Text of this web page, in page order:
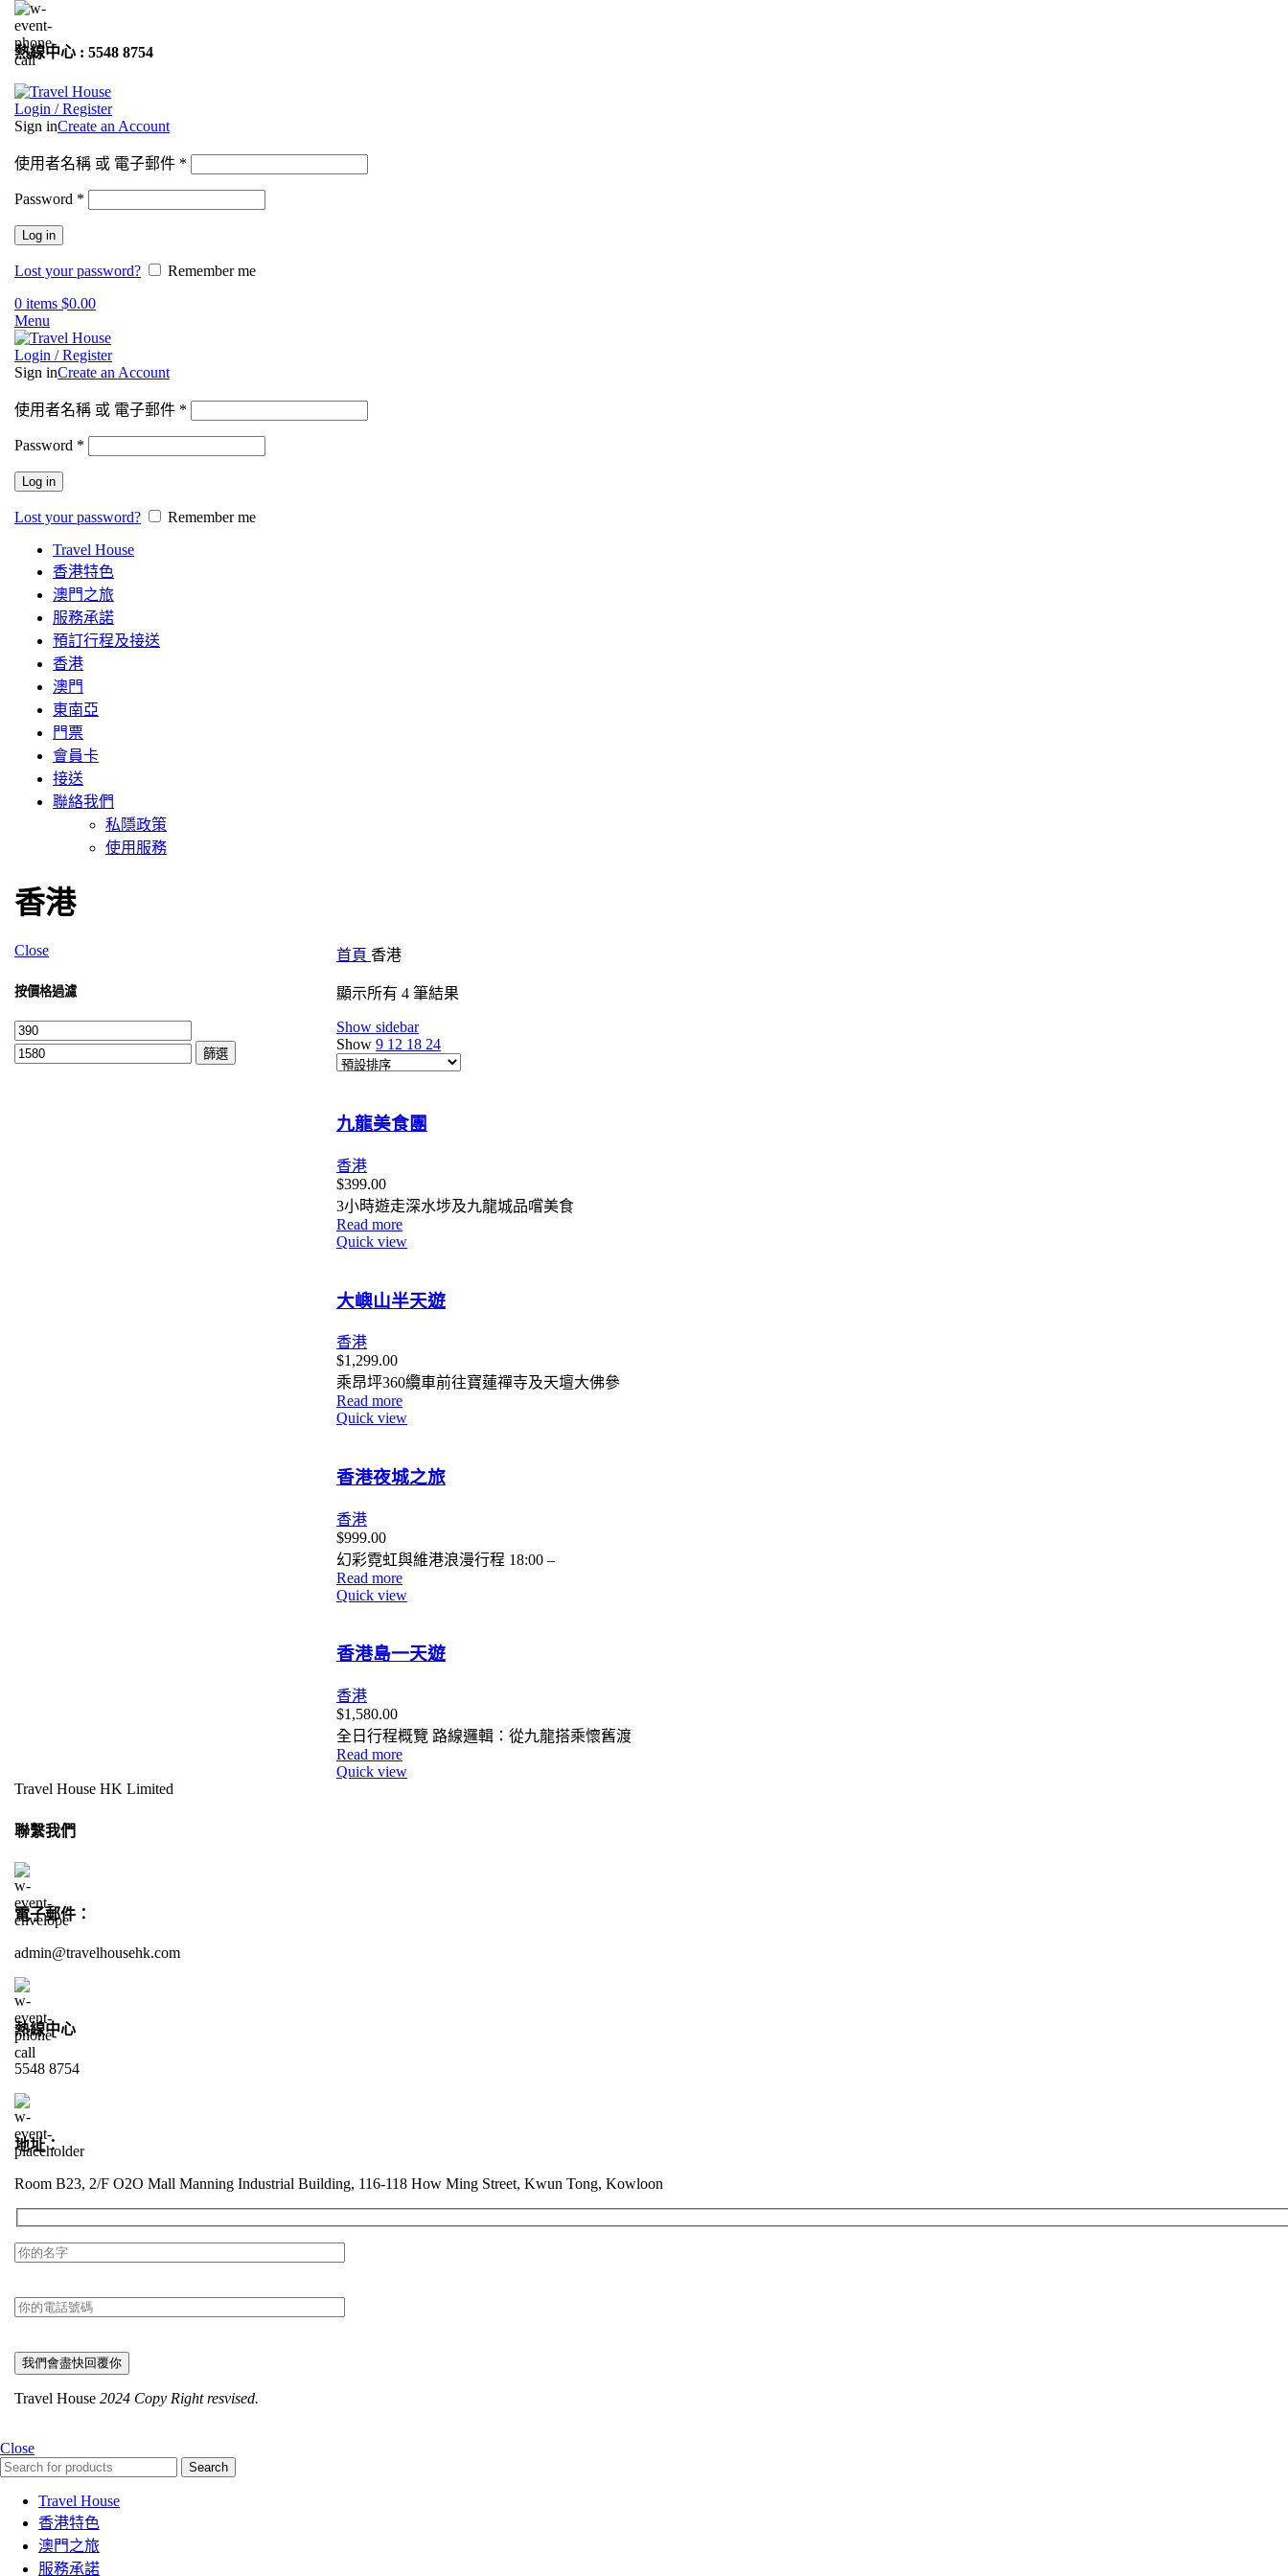
熱線中心 : 5548 8754
Login / Register
Sign inCreate an Account
使用者名稱 或 電子郵件 *
Password *
Log in
Lost your password?
Remember me
0 items $0.00
Menu
Login / Register
Sign inCreate an Account
使用者名稱 或 電子郵件 *
Password *
Log in
Lost your password?
Remember me
Travel House
香港特色
澳門之旅
服務承諾
預訂行程及接送
香港
澳門
東南亞
門票
會員卡
接送
聯絡我們
私隱政策
使用服務
香港
Close
按價格過濾
篩選
首頁 香港
顯示所有 4 筆結果
Show sidebar
Show 9 12 18 24
九龍美食團
香港
$399.00
3小時遊走深水埗及九龍城品嚐美食
Read more
Quick view
大嶼山半天遊
香港
$1,299.00
乘昂坪360纜車前往寶蓮禪寺及天壇大佛參
Read more
Quick view
香港夜城之旅
香港
$999.00
幻彩霓虹與維港浪漫行程 18:00 –
Read more
Quick view
香港島一天遊
香港
$1,580.00
全日行程概覽 路線邏輯：從九龍搭乘懷舊渡
Read more
Quick view
Travel House HK Limited
聯繫我們
電子郵件：
admin@travelhousehk.com
熱線中心
5548 8754
地址：
Room B23, 2/F O2O Mall Manning Industrial Building, 116-118 How Ming Street, Kwun Tong, Kowloon
Travel House 2024 Copy Right resvised.
Close
Search
Travel House
香港特色
澳門之旅
服務承諾